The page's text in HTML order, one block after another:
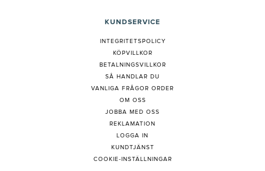
KUNDSERVICE
INTEGRITETSPOLICY
KÖPVILLKOR
BETALNINGSVILLKOR
SÅ HANDLAR DU
VANLIGA FRÅGOR ORDER
OM OSS
JOBBA MED OSS
REKLAMATION
LOGGA IN
KUNDTJÄNST
COOKIE-INSTÄLLNINGAR